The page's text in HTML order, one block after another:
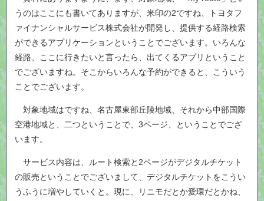
うのはここにも書いてありますが、米印の2ですね、トヨタフ
ァイナンシャルサービス株式会社が開発し、提供する経路検索
ができるアプリケーションということでございます。いろんな
経路、ここに行きたいと言ったら、出てくるアプリということ
でございますね。そこからいろんな予約ができると、こういう
ことでございます。
対象地域はですね、名古屋東部丘陵地域、それから中部国際
空港地域と、二つということで、3ページ、ということでござ
います。
サービス内容は、ルート検索と2ページがデジタルチケット
の販売ということでございまして、デジタルチケットをこうい
うふうに増やしていくと。現に、リニモだとか愛環だとかね、